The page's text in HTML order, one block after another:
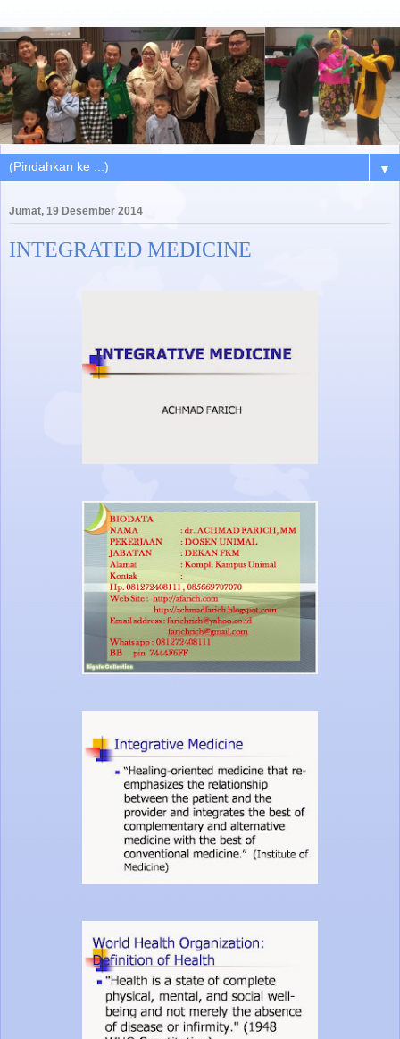
▼
Jumat, 19 Desember 2014
INTEGRATED MEDICINE